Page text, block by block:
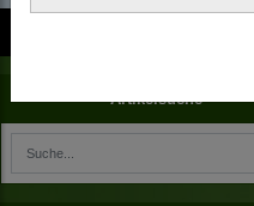
Artikelsuche